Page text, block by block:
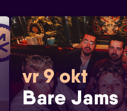
vr 9 okt
Bare Jams